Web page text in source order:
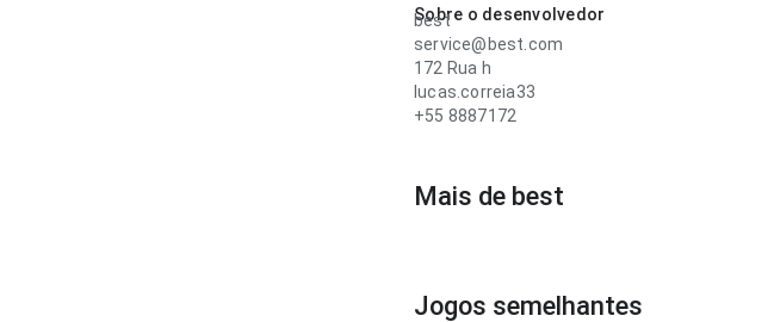
Sobre o desenvolvedor
best
service@best.com
172 Rua h
lucas.correia33
+55 8887172
Mais de best
Jogos semelhantes